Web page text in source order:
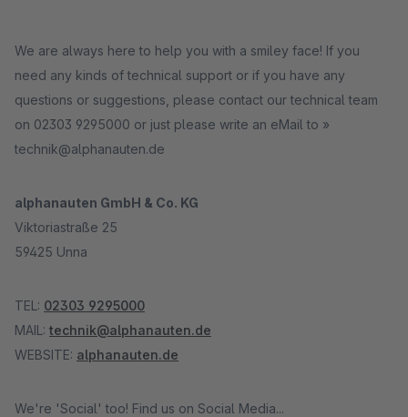
We are always here to help you with a smiley face! If you
need any kinds of technical support or if you have any
questions or suggestions, please contact our technical team
on 02303 9295000 or just please write an eMail to »
technik@alphanauten.de
alphanauten GmbH & Co. KG
Viktoriastraße 25
59425 Unna
TEL: 02303 9295000
MAIL: technik@alphanauten.de
WEBSITE: alphanauten.de
We're 'Social' too! Find us on Social Media...